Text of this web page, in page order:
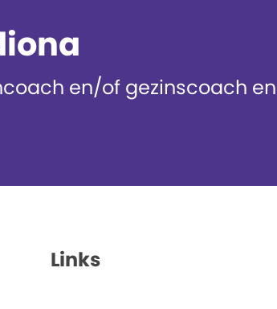
en/of gezinscoach
Links